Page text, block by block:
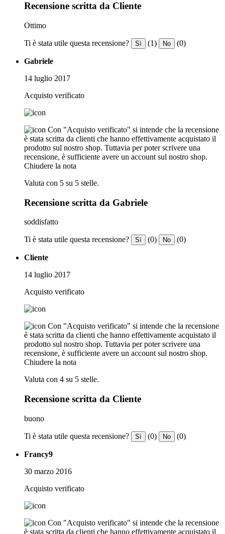
Recensione scritta da Cliente
Ottimo
Ti è stata utile questa recensione? Sì (1) No (0)
Gabriele
14 luglio 2017
Acquisto verificato
Con "Acquisto verificato" si intende che la recensione
è stata scritta da clienti che hanno effettivamente acquistato il
prodotto sul nostro shop. Tuttavia per poter scrivere una
recensione, è sufficiente avere un account sul nostro shop.
Chiudere la nota
Valuta con 5 su 5 stelle.
Recensione scritta da Gabriele
soddisfatto
Ti è stata utile questa recensione? Sì (0) No (0)
Cliente
14 luglio 2017
Acquisto verificato
Con "Acquisto verificato" si intende che la recensione
è stata scritta da clienti che hanno effettivamente acquistato il
prodotto sul nostro shop. Tuttavia per poter scrivere una
recensione, è sufficiente avere un account sul nostro shop.
Chiudere la nota
Valuta con 4 su 5 stelle.
Recensione scritta da Cliente
buono
Ti è stata utile questa recensione? Sì (0) No (0)
Francy9
30 marzo 2016
Acquisto verificato
Con "Acquisto verificato" si intende che la recensione
è stata scritta da clienti che hanno effettivamente acquistato il